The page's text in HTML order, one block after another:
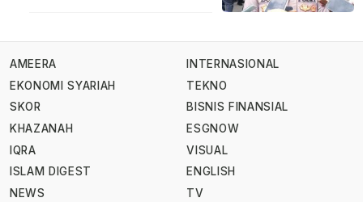
AMEERA
EKONOMI SYARIAH
SKOR
KHAZANAH
IQRA
ISLAM DIGEST
NEWS
INTERNASIONAL
TEKNO
BISNIS FINANSIAL
ESGNOW
VISUAL
ENGLISH
TV